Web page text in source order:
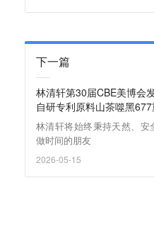
下一篇
林清轩第30届CBE美博会
自研专利原料山茶噬黑
白高度
林清轩将始终秉持天然、安
做时间的朋友
2026-05-15